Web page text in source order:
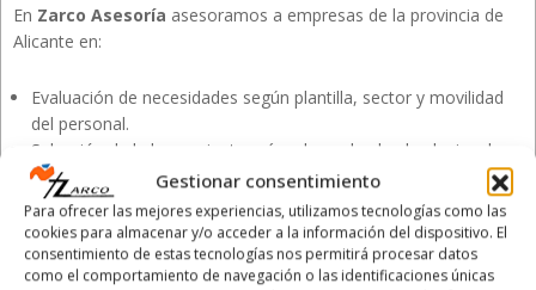
Gestionar consentimiento
Para ofrecer las mejores experiencias, utilizamos tecnologías como las
cookies para almacenar y/o acceder a la información del dispositivo. El
consentimiento de estas tecnologías nos permitirá procesar datos
como el comportamiento de navegación o las identificaciones únicas
En Zarco Asesoría asesoramos a empresas de la provincia de
Alicante en:
Evaluación de necesidades según plantilla, sector y movilidad
del personal.
Selección de la herramienta más adecuada: desde plugins de
WordPress hasta soluciones en la nube o terminales físicos.
Implantación práctica y formación al personal.
Comprobación del cumplimiento normativo y preparación ante
inspecciones.